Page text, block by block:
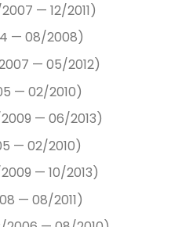
— 12/2011)
— 08/2008)
— 05/2012)
— 02/2010)
— 06/2013)
— 02/2010)
— 10/2013)
— 08/2011)